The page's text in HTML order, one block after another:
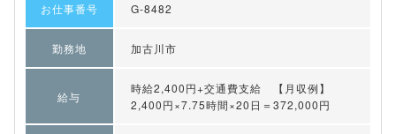
お仕事番号 G-8482
勤務地 加古川市
給与
時給2,400円+交通費支給 【月収例】
2,400円×7.75時間×20日＝372,000円